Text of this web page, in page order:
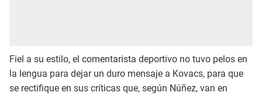
Fiel a su estilo, el comentarista deportivo no tuvo pelos en
la lengua para dejar un duro mensaje a Kovacs, para que
se rectifique en sus críticas que, según Núñez, van en